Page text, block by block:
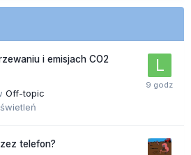
i emisjach CO2
Off-topic
telefon?